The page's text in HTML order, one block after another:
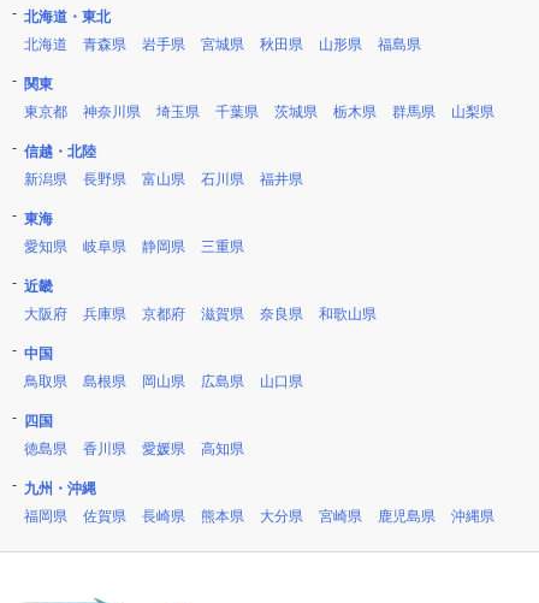
北海道・東北
北海道
青森県 岩手県 宮城県 秋田県 山形県 福島県
関東
東京都
神奈川県 埼玉県 千葉県 茨城県 栃木県 群馬県 山梨県
信越・北陸
新潟県
長野県 富山県 石川県 福井県
東海
愛知県
岐阜県 静岡県 三重県
近畿
大阪府
兵庫県 京都府 滋賀県 奈良県 和歌山県
中国
鳥取県
島根県 岡山県 広島県 山口県
四国
徳島県
香川県 愛媛県 高知県
九州・沖縄
福岡県
佐賀県 長崎県 熊本県 大分県 宮崎県 鹿児島県 沖縄県